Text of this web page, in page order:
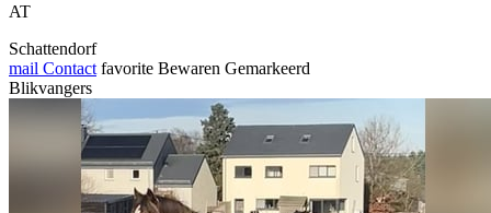
AT
Schattendorf
mail Contact favorite Bewaren Gemarkeerd
Blikvangers